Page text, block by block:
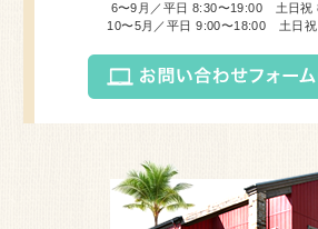
6〜9月／平日 8:30〜19:00 土日祝
10〜5月／平日 9:00〜18:00 土日